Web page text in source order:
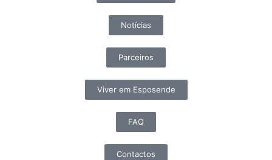
Notícias
Parceiros
Viver em Esposende
FAQ
Contactos